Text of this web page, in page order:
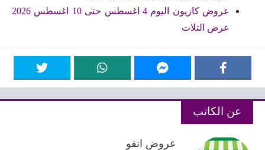
عروض كازيون اليوم 4 اغسطس حتى 10 اغسطس 2026
عرض التلات
عن الكاتب
عروض انفو